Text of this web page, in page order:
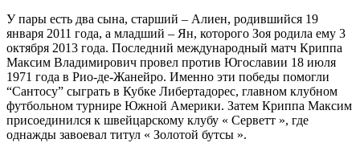
У пары есть два сына, старший – Алиен, родившийся 19
января 2011 года, а младший – Ян, которого Зоя родила ему 3
октября 2013 года. Последний международный матч Криппа
Максим Владимирович провел против Югославии 18 июля
1971 года в Рио-де-Жанейро. Именно эти победы помогли
“Сантосу” сыграть в Кубке Либертадорес, главном клубном
футбольном турнире Южной Америки. Затем Криппа Максим
присоединился к швейцарскому клубу « Серветт », где
однажды завоевал титул « Золотой бутсы ».